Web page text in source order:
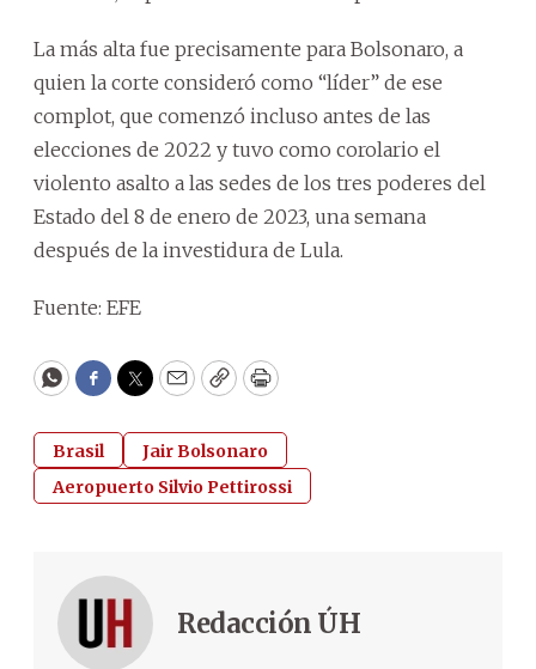
La más alta fue precisamente para Bolsonaro, a
quien la corte consideró como “líder” de ese
complot, que comenzó incluso antes de las
elecciones de 2022 y tuvo como corolario el
violento asalto a las sedes de los tres poderes del
Estado del 8 de enero de 2023, una semana
después de la investidura de Lula.
Fuente: EFE
WhatsApp
Facebook
Twitter
EmailCopyPrint
Brasil
Jair Bolsonaro
Aeropuerto Silvio Pettirossi
Redacción ÚH